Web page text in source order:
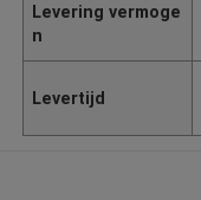
Levering vermoge
n
Levertijd